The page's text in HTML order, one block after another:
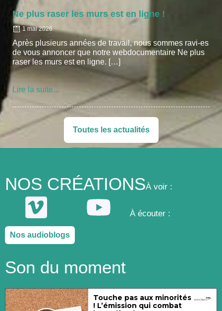
Ne plus raser les murs est en ligne !
1 mai 2026
Après plusieurs années de travail, nous sommes ravi-es
de vous annoncer que notre webdocumentaire Ne plus
raser les murs est en ligne. […]
Lire la suite...
Toutes les actualités
NOS CRÉATIONSÀvoir :
Àécouter :
Nos audioblogs
Son du moment